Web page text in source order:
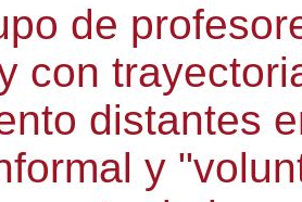
de
con
distantes
y